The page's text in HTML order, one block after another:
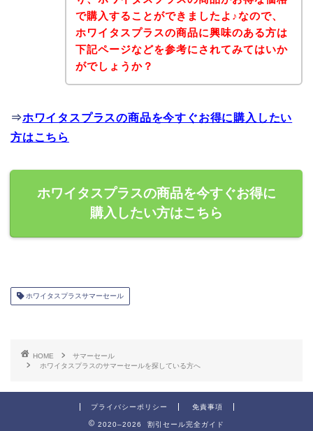
で購入することができましたよ♪なので、
ホワイタスプラスの商品に興味のある方は
下記ページなどを参考にされてみてはいか
がでしょうか？
⇒ホワイタスプラスの商品を今すぐお得に購入したい
方はこちら
ホワイタスプラスの商品を今すぐお得に
購入したい方はこちら
ホワイタスプラスサマーセール
HOME
サマーセール
ホワイタスプラスのサマーセールを探している方へ
プライバシーポリシー 免責事項
2020–2026 割引セール完全ガイド